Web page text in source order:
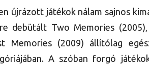
újrázott játékok nálam sajnos
debütált Two Memories
(2009) állítólag
A szóban forgó